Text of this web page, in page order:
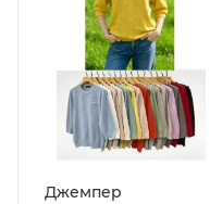
Джемпер